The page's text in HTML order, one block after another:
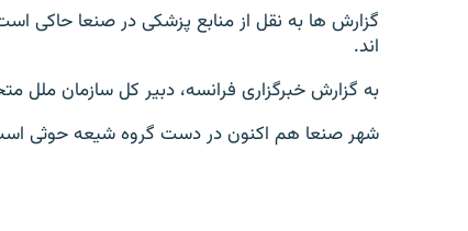
گزارش‌های ویدئویی
اند.
به گزارش خبرگزاری فرانسه،‌ دبير کل سازمان ملل
شهر صنعا هم اکنون در دست گروه شيعه حوثی